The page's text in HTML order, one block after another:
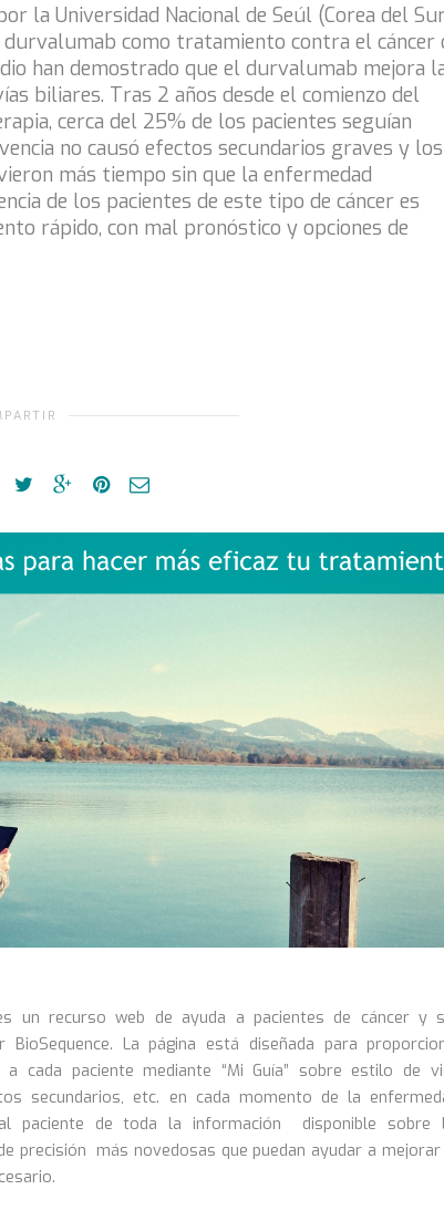
la Universidad Nacional de Seúl (Corea del
como tratamiento contra el cáncer
han demostrado que el durvalumab mejora
biliares. Tras 2 años desde el comienzo del
cerca del 25% de los pacientes seguían
no causó efectos secundarios graves y los
más tiempo sin que la enfermedad
de los pacientes de este tipo de cáncer es
rápido, con mal pronóstico y opciones de
un recurso web de ayuda a pacientes de cáncer y
La página está diseñada para
a cada paciente mediante “Mi Guía” sobre estilo de
secundarios, etc. en cada momento de la
paciente de toda la información disponible sobre
precisión más novedosas que puedan ayudar a mejorar